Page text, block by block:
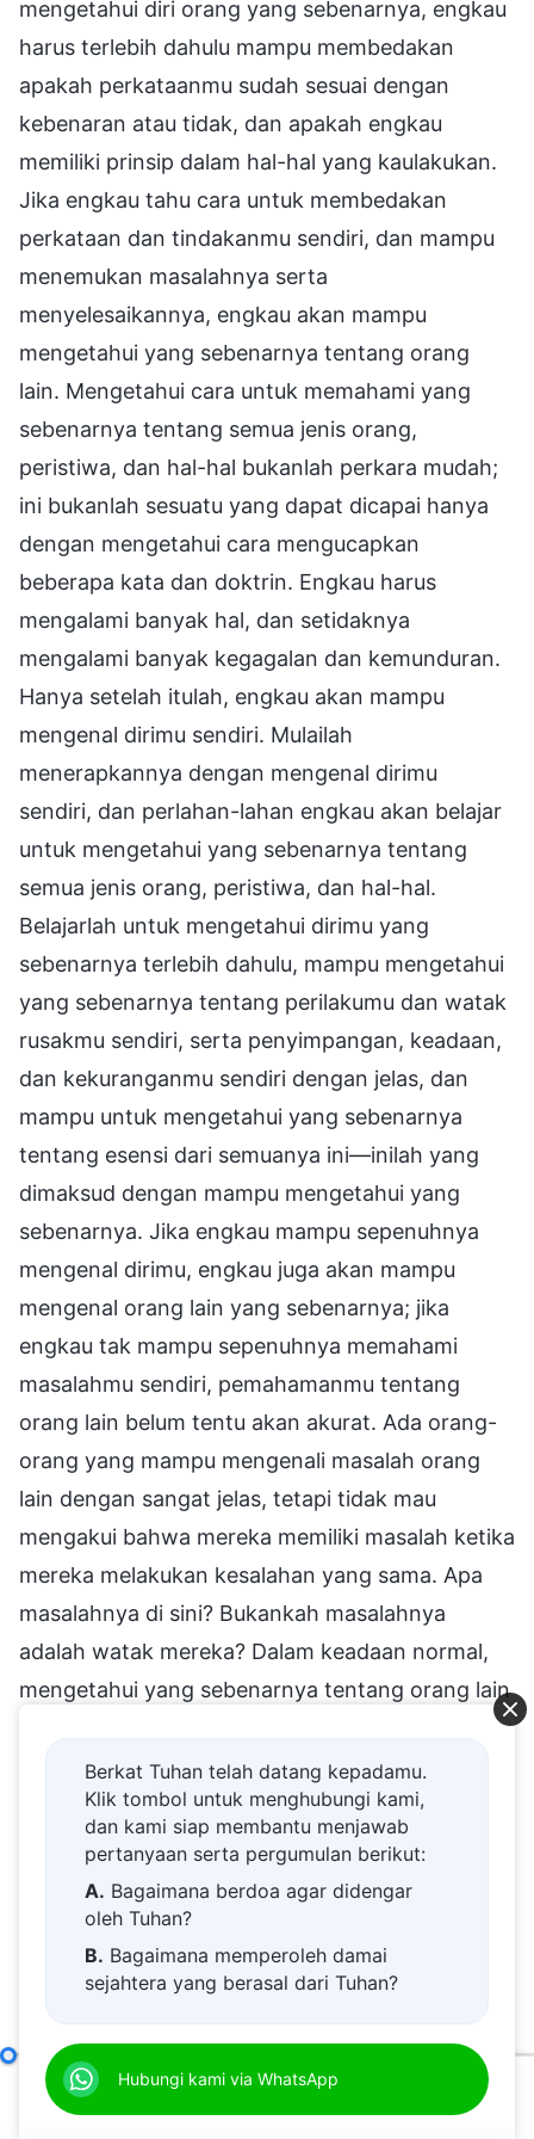
Berkat Tuhan telah datang kepadamu.
Klik tombol untuk menghubungi kami,
dan kami siap membantu menjawab
pertanyaan serta pergumulan berikut:
A. Bagaimana berdoa agar didengar
oleh Tuhan?
B. Bagaimana memperoleh damai
sejahtera yang berasal dari Tuhan?
D.
dekat kepada Tuhan.
E.Bagaimana menyambut kedatangan
Hubungi kami via WhatsApp